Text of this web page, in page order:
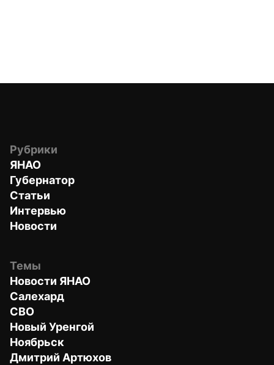
Рубрики
ЯНАО
Губернатор
Статьи
Интервью
Новости
Темы
Новости ЯНАО
Салехард
СВО
Новый Уренгой
Ноябрьск
Дмитрий Артюхов